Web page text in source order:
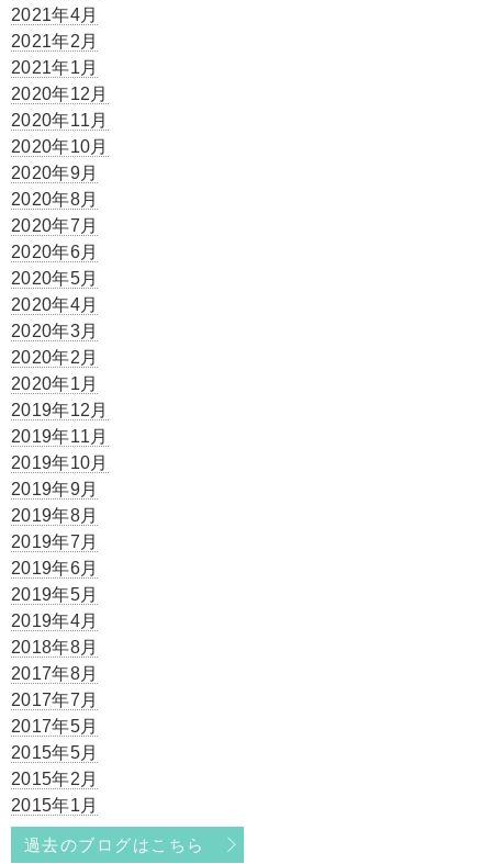
2021年4月
2021年2月
2021年1月
2020年12月
2020年11月
2020年10月
2020年9月
2020年8月
2020年7月
2020年6月
2020年5月
2020年4月
2020年3月
2020年2月
2020年1月
2019年12月
2019年11月
2019年10月
2019年9月
2019年8月
2019年7月
2019年6月
2019年5月
2019年4月
2018年8月
2017年8月
2017年7月
2017年5月
2015年5月
2015年2月
2015年1月
過去のブログはこちら